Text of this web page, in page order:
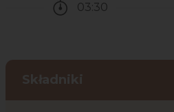
03:30
Składniki